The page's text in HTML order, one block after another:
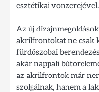
esztétikai vonzerejével.
Az új
akrilfrontokat ne csak
fürdőszobai
akár nappali
az akrilfrontok már
szolgálnak, hanem a